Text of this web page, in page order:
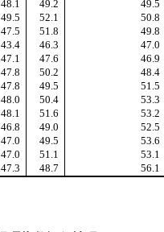
48.1 49.2
49.5
49.5 52.1
50.8
47.5 51.8
49.8
43.4 46.3
47.0
47.1 47.6
46.9
47.8 50.2
48.4
47.8 49.5
51.5
48.0 50.4
53.3
48.1 51.6
53.2
46.8 49.0
52.5
47.0 49.5
53.6
47.0 51.1
53.1
47.3 48.7 56.1